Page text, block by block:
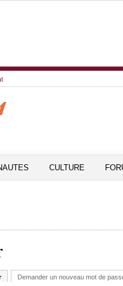
CULTURE
Demander un nouveau mot de